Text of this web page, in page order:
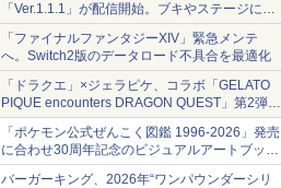
「Ver.1.1.1」が配信開始。ブキやステージに関
する不具合を修正
「ファイナルファンタジーXIV」緊急メンテ
へ。Switch2版のデータロード不具合を最適化
「ドラクエ」×ジェラピケ、コラボ「GELATO
PIQUE encounters DRAGON QUEST」第2弾が
本日発売
アイスカップに入ったスライムやわたぼう、ベ
ビーサタンなどがオリジナルアートで登場
「ポケモン公式ぜんこく図鑑 1996-2026」発売
に合わせ30周年記念のビジュアルアートブック
3冊同時発売が決定
バーガーキング、2026年“ワンパウンダーシリ